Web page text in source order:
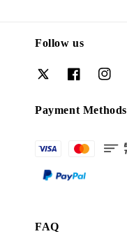
Follow us
Payment Methods
FAQ